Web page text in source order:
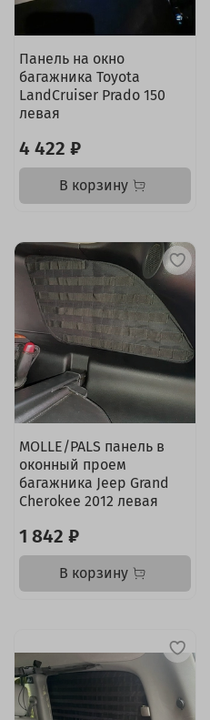
Панель на окно
багажника Toyota
LandCruiser Prado 150
левая
4 422 ₽
В корзину
MOLLE/PALS панель в
оконный проем
багажника Jeep Grand
Cherokee 2012 левая
1 842 ₽
В корзину